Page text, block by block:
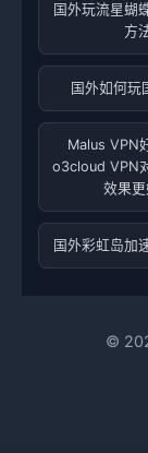
国外玩流星蝴
方
国外如何玩
Malus VPN
o3cloud VPN
效果更
国外彩虹岛加
©